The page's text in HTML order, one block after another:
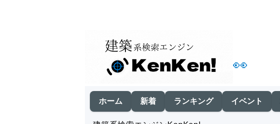
👀
ホーム 新着 ランキング イベント